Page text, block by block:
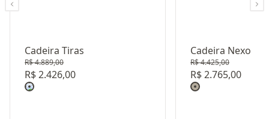
Cadeira Tiras
R$ 4.889,00
R$ 2.426,00
Revestimento: LISO E10138
Cadeira Nexo
R$ 4.425,00
R$ 2.765,00
Revestimento: